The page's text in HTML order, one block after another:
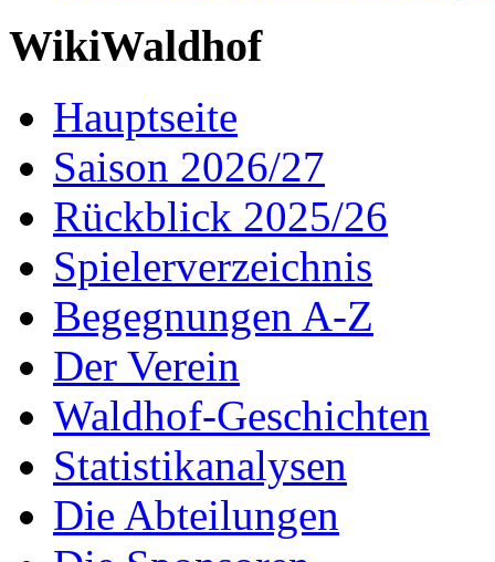
WikiWaldhof
Hauptseite
Saison 2026/27
Rückblick 2025/26
Spielerverzeichnis
Begegnungen A-Z
Der Verein
Waldhof-Geschichten
Statistikanalysen
Die Abteilungen